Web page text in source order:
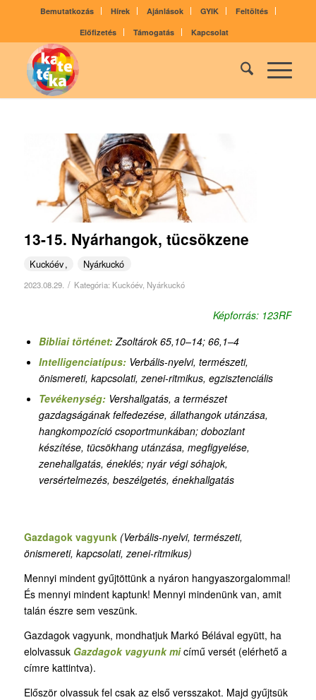
Bemutatkozás Hírek Ajánlások GYIK
Feltöltés
Előfizetés
Támogatás Kapcsolat
13-15. Nyárhangok, tücsökzene
Kuckóév Nyárkuckó
2023.08.29. / Kategória: Kuckóév, Nyárkuckó
Képforrás: 123RF
Bibliai történet:Zsoltárok 65,10–14; 66,1–4
Intelligenciatípus: Verbális-nyelvi, természeti,
önismereti, kapcsolati, zenei-ritmikus, egzisztenciális
Tevékenység: Vershallgatás, a természet
gazdagságának felfedezése, állathangok utánzása,
hangkompozíció csoportmunkában; dobozlant
készítése, tücsökhang utánzása, megfigyelése,
zenehallgatás, éneklés; nyár végi sóhajok,
versértelmezés, beszélgetés, énekhallgatás
Gazdagok vagyunk (Verbális-nyelvi, természeti,
önismereti, kapcsolati, zenei-ritmikus)
Mennyi mindent gyűjtöttünk a nyáron hangyaszorgalommal!
És mennyi mindent kaptunk! Mennyi mindenünk van, amit
talán észre sem veszünk.
Gazdagok vagyunk, mondhatjuk Markó Bélával együtt, ha
elolvassuk Gazdagok vagyunk mi című versét (elérhető a
címre kattintva).
Először olvassuk fel csak az első versszakot. Majd gyűjtsük